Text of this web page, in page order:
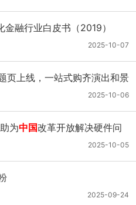
金融行业白皮书（2019）
2025-10-07
页上线，一站式购齐演出和景
2025-10-06
为中国改革开放解决硬件问
2025-10-05
2025-09-24